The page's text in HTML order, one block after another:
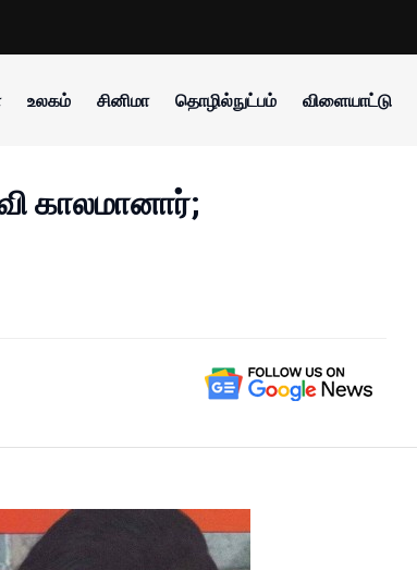
உலகம் சினிமா தொழில்நுட்பம் விளையாட்டு
காலமானார்;